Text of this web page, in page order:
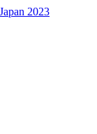
2023